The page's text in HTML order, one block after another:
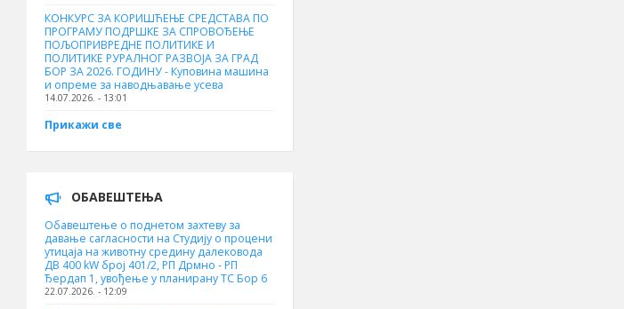
КОНКУРС ЗА КОРИШЋЕЊЕ СРЕДСТАВА ПО
ПРОГРАМУ ПОДРШКЕ ЗА СПРОВОЂЕЊЕ
ПОЉОПРИВРЕДНЕ ПОЛИТИКЕ И
ПОЛИТИКЕ РУРАЛНОГ РАЗВОЈА ЗА ГРАД
БОР ЗА 2026. ГОДИНУ - Куповина машина
и опреме за наводњавање усева
14.07.2026. - 13:01
Прикажи све
ОБАВЕШТЕЊА
Обавештење о поднетом захтеву за
давање сагласности на Студију о процени
утицаја на животну средину далековода
ДВ 400 kW број 401/2, РП Дрмно - РП
Ђердап 1, увођење у планирану ТС Бор 6
22.07.2026. - 12:09